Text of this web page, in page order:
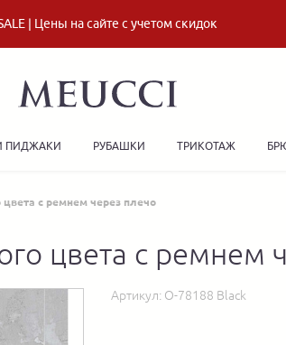
| Цены на сайте с учетом скидок
ПИДЖАКИ РУБАШКИ ТРИКОТАЖ
цвета с ремнем через плечо
цвета с ремнем
Артикул: О-78188 Black